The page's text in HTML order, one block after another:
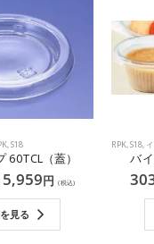
,S18
60TCL（蓋）
円 (税込)
見る
RPK,S18,
バ